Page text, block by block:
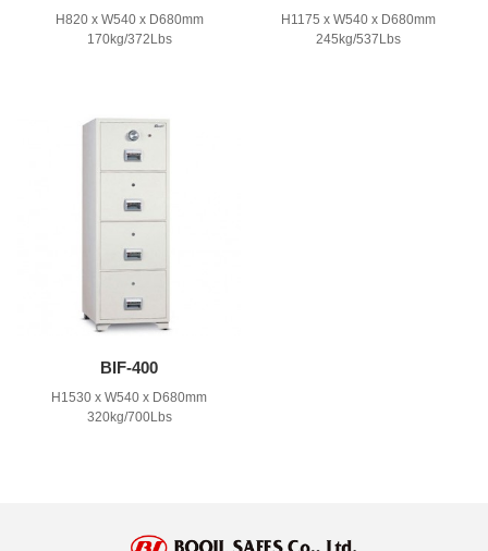
H820 x W540 x D680mm
170kg/372Lbs
H1175 x W540 x D680mm
245kg/537Lbs
BIF-400
H1530 x W540 x D680mm
320kg/700Lbs